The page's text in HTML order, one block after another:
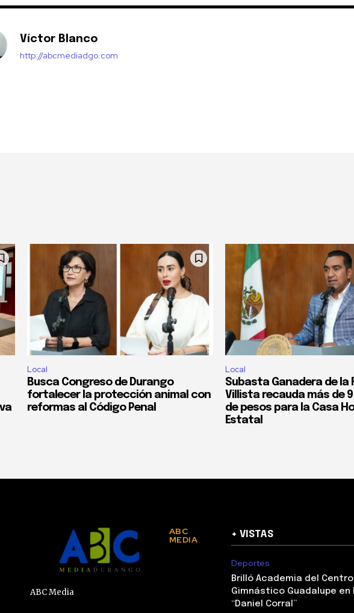
Víctor Blanco
http://abcmediadgo.com
Local
Busca Congreso de Durango
fortalecer la protección animal con
reformas al Código Penal
Local
Subasta Ganadera de la
Villista recauda más de
de pesos para la Casa
Estatal
ABC
MEDIA
ABC Media
+ VISTAS
Deportes
Brilló Academia del Centro
Gimnástico Guadalupe en
“Daniel Corral”